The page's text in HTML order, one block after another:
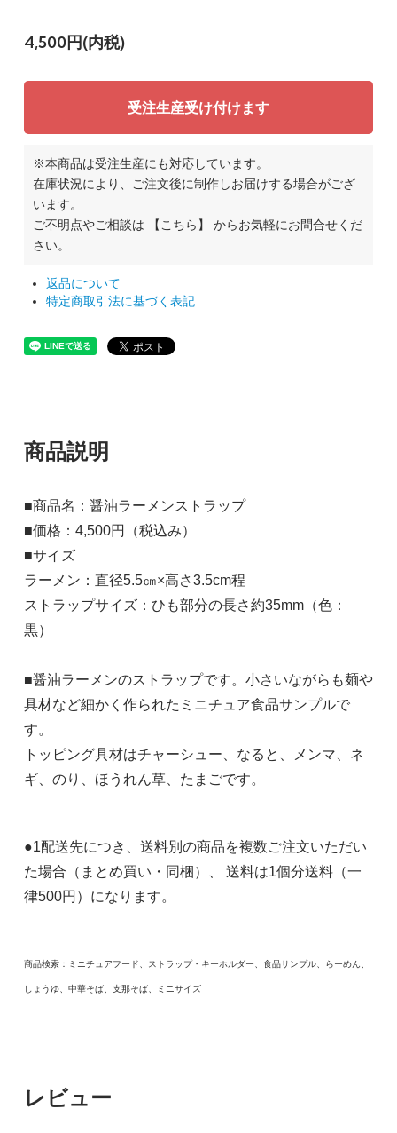
4,500円(内税)
受注生産受け付けます
※本商品は受注生産にも対応しています。
在庫状況により、ご注文後に制作しお届けする場合がござ
います。
ご不明点やご相談は
【こちら】
からお気軽にお問合せくだ
さい。
返品について
特定商取引法に基づく表記
商品説明
■商品名：醤油ラーメンストラップ
■価格：4,500円（税込み）
■サイズ
ラーメン：直径5.5㎝×高さ3.5cm程
ストラップサイズ：ひも部分の長さ約35mm（色：
黒）
■醤油ラーメンのストラップです。小さいながらも麺や
具材など細かく作られたミニチュア食品サンプルで
す。
トッピング具材はチャーシュー、なると、メンマ、ネ
ギ、のり、ほうれん草、たまごです。
●1配送先につき、送料別の商品を複数ご注文いただい
た場合（まとめ買い・同梱）、 送料は1個分送料（一
律500円）になります。
商品検索：ミニチュアフード、ストラップ・キーホルダー、食品サンプル、らーめん、
しょうゆ、中華そば、支那そば、ミニサイズ
レビュー